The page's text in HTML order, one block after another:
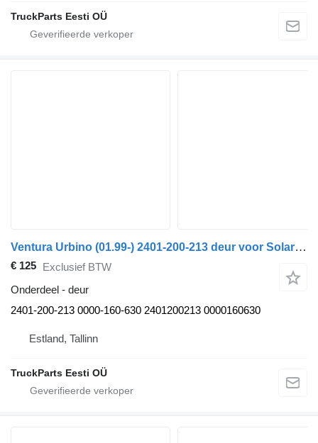
TruckParts Eesti OÜ
Ventura Urbino (01.99-) 2401-200-213 deur voor Solaris Urbino, Alpino, Vacanza (1999-) bus
€ 125 Exclusief BTW
Onderdeel - deur
2401-200-213 0000-160-630 2401200213 0000160630
Estland, Tallinn
TruckParts Eesti OÜ